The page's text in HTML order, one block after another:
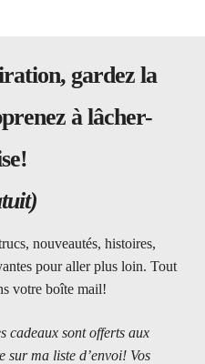
gardez la
à lâcher-
nouveautés, histoires,
pour aller plus loin. Tout
votre boîte mail!
cadeaux sont offerts aux
sur ma liste d’envoi! Vos